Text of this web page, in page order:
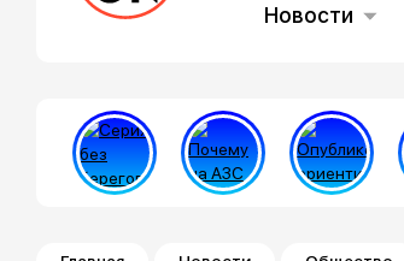
Новости
Строка навигации